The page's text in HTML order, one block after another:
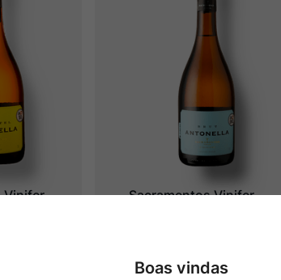
Vinifer
Sacramentos Vinifer
Boas vindas